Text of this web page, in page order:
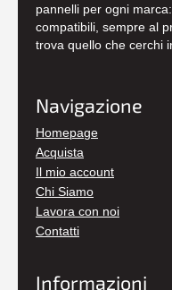
pannelli per ogni
compatibili, sempre al
trova quello che cerchi
Navigazione
Homepage
Acquista
Il mio account
Chi Siamo
Lavora con noi
Contatti
Informazioni